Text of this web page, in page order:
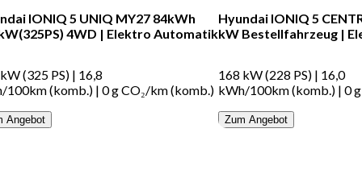
IONIQ 5 UNIQ MY27 84kWh
4WD | Elektro Automatik
(325 PS) | 16,8
100km (komb.) | 0 g CO₂/km (komb.)
Angebot
Hyundai IONIQ 5
kW Bestellfahrzeug |
168 kW (228 PS) | 16,0
kWh/100km (komb.) | 0
Zum Angebot